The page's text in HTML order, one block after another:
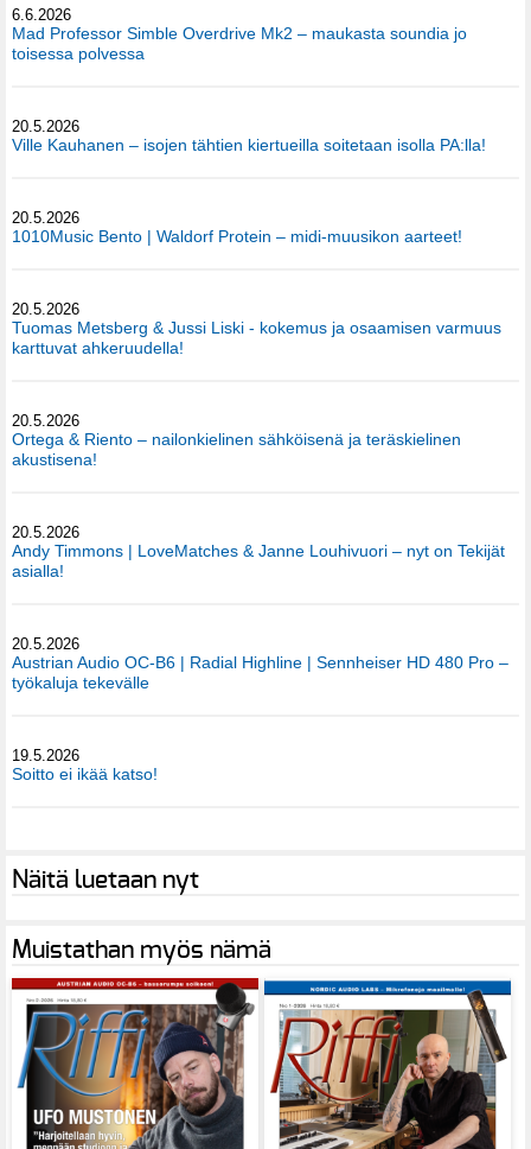
6.6.2026
Mad Professor Simble Overdrive Mk2 – maukasta soundia jo
toisessa polvessa
20.5.2026
Ville Kauhanen – isojen tähtien kiertueilla soitetaan isolla PA:lla!
20.5.2026
1010Music Bento | Waldorf Protein – midi-muusikon aarteet!
20.5.2026
Tuomas Metsberg & Jussi Liski - kokemus ja osaamisen varmuus
karttuvat ahkeruudella!
20.5.2026
Ortega & Riento – nailonkielinen sähköisenä ja teräskielinen
akustisena!
20.5.2026
Andy Timmons | LoveMatches & Janne Louhivuori – nyt on Tekijät
asialla!
20.5.2026
Austrian Audio OC-B6 | Radial Highline | Sennheiser HD 480 Pro –
työkaluja tekevälle
19.5.2026
Soitto ei ikää katso!
Näitä luetaan nyt
Muistathan myös nämä